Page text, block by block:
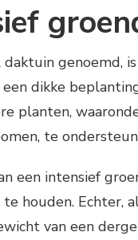
daktuin genoemd,
dikke
planten,
te
een intensief
houden. Echter,
van een